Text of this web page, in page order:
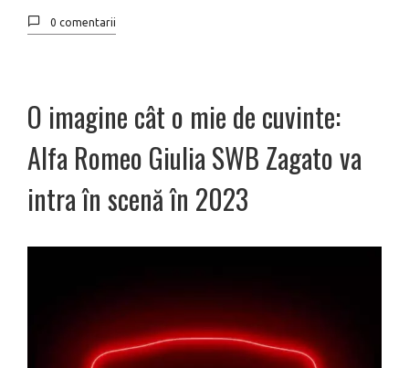
0 comentarii
O imagine cât o mie de cuvinte:
Alfa Romeo Giulia SWB Zagato va
intra în scenă în 2023